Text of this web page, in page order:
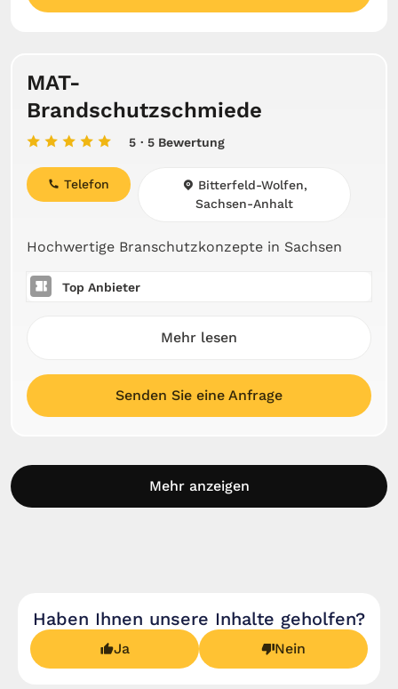
MAT-
Brandschutzschmiede
5 · 5 Bewertung
Hochwertige Branschutzkonzepte in Sachsen
Telefon
Bitterfeld-Wolfen,
Sachsen-Anhalt
Top Anbieter
Mehr lesen
Senden Sie eine Anfrage
Mehr anzeigen
Haben Ihnen unsere Inhalte geholfen?
Ja Nein